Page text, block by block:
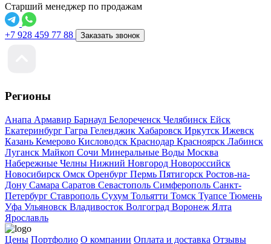
Старший менеджер по продажам
+7 928 459 77 88 Заказать звонок
Регионы
Анапа Армавир Барнаул Белореченск Челябинск Ейск
Екатеринбург Гагра Геленджик Хабаровск Иркутск Ижевск
Казань Кемерово Кисловодск Краснодар Красноярск Лабинск
Луганск Майкоп Сочи Минеральные Воды Москва
Набережные Челны Нижний Новгород Новороссийск
Новосибирск Омск Оренбург Пермь Пятигорск Ростов-на-
Дону Самара Саратов Севастополь Симферополь Санкт-
Петербург Ставрополь Сухум Тольятти Томск Туапсе Тюмень
Уфа Ульяновск Владивосток Волгоград Воронеж Ялта
Ярославль
Цены Портфолио О компании Оплата и доставка Отзывы